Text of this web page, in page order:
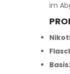
im
Basis: